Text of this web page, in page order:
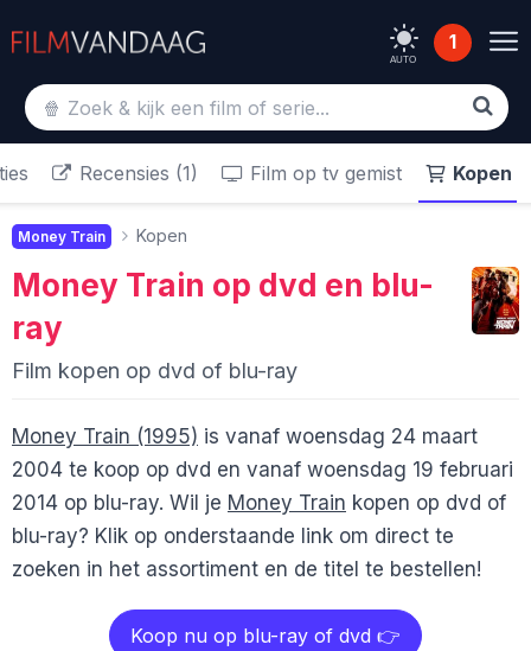
AUTO
1
Recensies (1) Film op tv gemist Kopen
Money Train Kopen
Money Train op dvd en blu-
ray
Film kopen op dvd of blu-ray
Money Train (1995) is vanaf woensdag 24 maart
2004 te koop op dvd en vanaf woensdag 19 februari
2014 op blu-ray. Wil je Money Train kopen op dvd of
blu-ray? Klik op onderstaande link om direct te
zoeken in het assortiment en de titel te bestellen!
Koop nu op blu-ray of dvd 👉